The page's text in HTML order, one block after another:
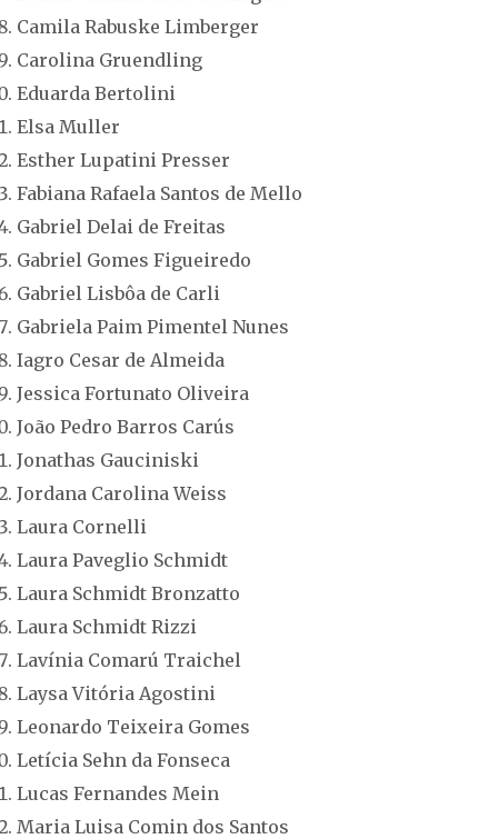
Camila Rabuske Limberger
Carolina Gruendling
Eduarda Bertolini
Elsa Muller
Esther Lupatini Presser
Fabiana Rafaela Santos de Mello
Gabriel Delai de Freitas
Gabriel Gomes Figueiredo
Gabriel Lisbôa de Carli
Gabriela Paim Pimentel Nunes
Iagro Cesar de Almeida
Jessica Fortunato Oliveira
João Pedro Barros Carús
Jonathas Gauciniski
Jordana Carolina Weiss
Laura Cornelli
Laura Paveglio Schmidt
Laura Schmidt Bronzatto
Laura Schmidt Rizzi
Lavínia Comarú Traichel
Laysa Vitória Agostini
Leonardo Teixeira Gomes
Letícia Sehn da Fonseca
Lucas Fernandes Mein
Maria Luisa Comin dos Santos